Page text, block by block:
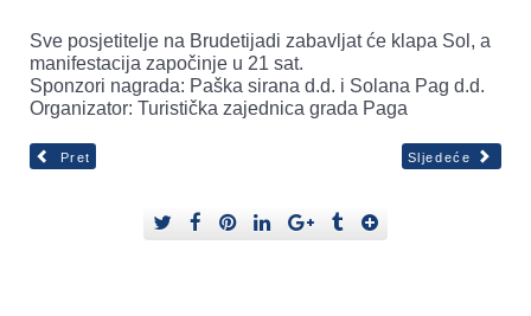
Sve posjetitelje na Brudetijadi zabavljat će klapa Sol, a
manifestacija započinje u 21 sat.
Sponzori nagrada: Paška sirana d.d. i Solana Pag d.d.
Organizator: Turistička zajednica grada Paga
Pret Sljedeće